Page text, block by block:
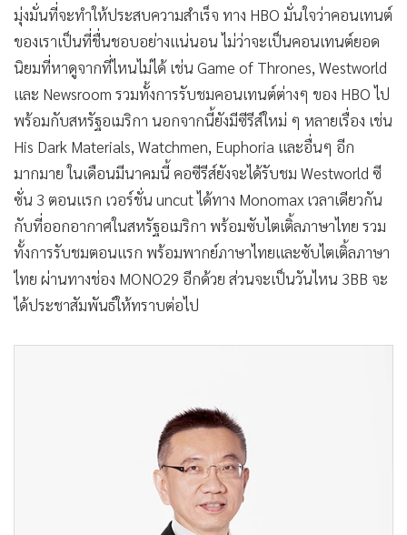
• Celeb Online
• Factcheck
• ญี่ปุ่น
• News1
• Gotomanager
มุ่งมั่นที่จะทำให้ประสบความสำเร็จ ทาง HBO มั่นใจว่าคอนเทนต์
ของเราเป็นที่ชื่นชอบอย่างแน่นอน ไม่ว่าจะเป็นคอนเทนต์ยอด
นิยมที่หาดูจากที่ไหนไม่ได้ เช่น Game of Thrones, Westworld
และ Newsroom รวมทั้งการรับชมคอนเทนต์ต่างๆ ของ HBO ไป
พร้อมกับสหรัฐอเมริกา นอกจากนี้ยังมีซีรีส์ใหม่ ๆ หลายเรื่อง เช่น
His Dark Materials, Watchmen, Euphoria และอื่นๆ อีก
มากมาย ในเดือนมีนาคมนี้ คอซีรีส์ยังจะได้รับชม Westworld ซี
ซั่น 3 ตอนแรก เวอร์ชั่น uncut ได้ทาง Monomax เวลาเดียวกัน
กับที่ออกอากาศในสหรัฐอเมริกา พร้อมซับไตเติ้ลภาษาไทย รวม
ทั้งการรับชมตอนแรก พร้อมพากย์ภาษาไทยและซับไตเติ้ลภาษา
ไทย ผ่านทางช่อง MONO29 อีกด้วย ส่วนจะเป็นวันไหน 3BB จะ
ได้ประชาสัมพันธ์ให้ทราบต่อไป